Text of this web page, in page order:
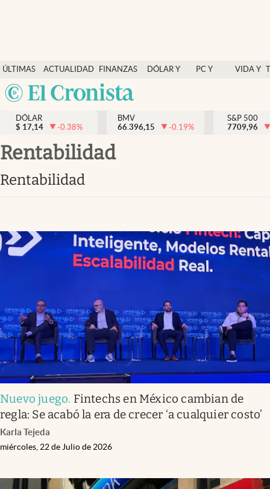
ÚLTIMAS
NOTICIAS
ACTUALIDAD
FINANZAS
Y
ECONOMÍA
DÓLAR Y
PC Y
VIDA Y
México
Actualidad
Finanzas y economía
Dólar y mercados
Opinión
Brand Strategy
Vida y estilo
Tv
Espiritualidad
Mediakit
abre en nueva pestaña
México
DÓLAR
$ 17,14 -0.38%
BMV
66.396,15
-0.19%
S&P 500
7709,96
rentabilidad
rentabilidad
Nuevo juego. Fintechs en México cambian de
regla: Se acabó la era de crecer ‘a cualquier costo’
Karla Tejeda
miércoles, 22 de Julio de 2026